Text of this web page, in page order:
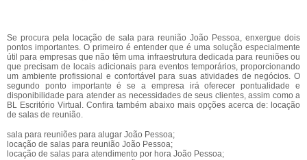
Se procura pela locação de sala para reunião João Pessoa, enxergue dois
pontos importantes. O primeiro é entender que é uma solução especialmente
útil para empresas que não têm uma infraestrutura dedicada para reuniões ou
que precisam de locais adicionais para eventos temporários, proporcionando
um ambiente profissional e confortável para suas atividades de negócios. O
segundo ponto importante é se a empresa irá oferecer pontualidade e
disponibilidade para atender as necessidades de seus clientes, assim como a
BL Escritório Virtual. Confira também abaixo mais opções acerca de: locação
de salas de reunião.
sala para reuniões para alugar João Pessoa;
locação de salas para reunião João Pessoa;
locação de salas para atendimento por hora João Pessoa;